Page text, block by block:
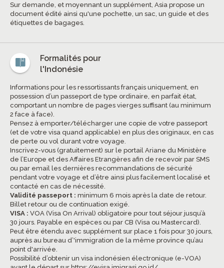
Sur demande, et moyennant un supplément, Asia propose un
document édité ainsi qu'une pochette, un sac, un guide et des
étiquettes de bagages.
Formalités pour
l'Indonésie
Informations pour les ressortissants français uniquement, en
possession d’un passeport de type ordinaire, en parfait état,
comportant un nombre de pages vierges suffisant (au minimum
2 face à face).
Pensez à emporter/télécharger une copie de votre passeport
(et de votre visa quand applicable) en plus des originaux, en cas
de perte ou vol durant votre voyage.
Inscrivez-vous (gratuitement) sur le portail Ariane du Ministère
de l’Europe et des Affaires Etrangères afin de recevoir par SMS
ou par email les dernières recommandations de sécurité
pendant votre voyage et d’être ainsi plus facilement localisé et
contacté en cas de nécessité.
Validité passeport : minimum 6 mois après la date de retour.
Billet retour ou de continuation exigé.
VISA : VOA (Visa On Arrival) obligatoire pour tout séjour jusqu’à
30 jours. Payable en espèces ou par CB (Visa ou Mastercard).
Peut être étendu avec supplément sur place 1 fois pour 30 jours,
auprès au bureau d’'immigration de la même province qu’au
point d'arrivée.
Possibilité d’obtenir un visa indonésien électronique (e-VOA)